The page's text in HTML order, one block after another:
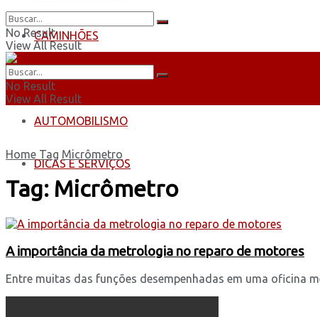
CAMINHÕES
ÔNIBUS
AUTOMOBILISMO
DICAS E SERVIÇOS
No Result
View All Result
No Result
View All Result
Home Tag Micrômetro
Tag: Micrômetro
A importância da metrologia no reparo de motores
Entre muitas das funções desempenhadas em uma oficina